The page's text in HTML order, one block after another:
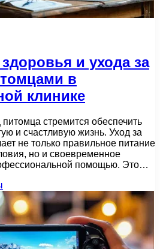
и ухода за
в
клинике
стремится обеспечить
и счастливую жизнь. Уход за
не только правильное питание
но и своевременное
помощью. Это…